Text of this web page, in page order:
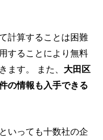
計算することは困難
することにより無料
ます。 また、 大田区
の情報も入手できる
いっても十数社の企